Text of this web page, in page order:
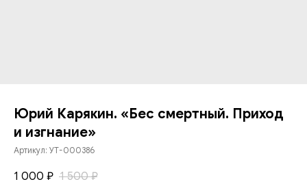
Юрий Карякин. «Бес смертный. Приход
и изгнание»
Артикул: УТ-000386
1 000 ₽ 1 500 ₽